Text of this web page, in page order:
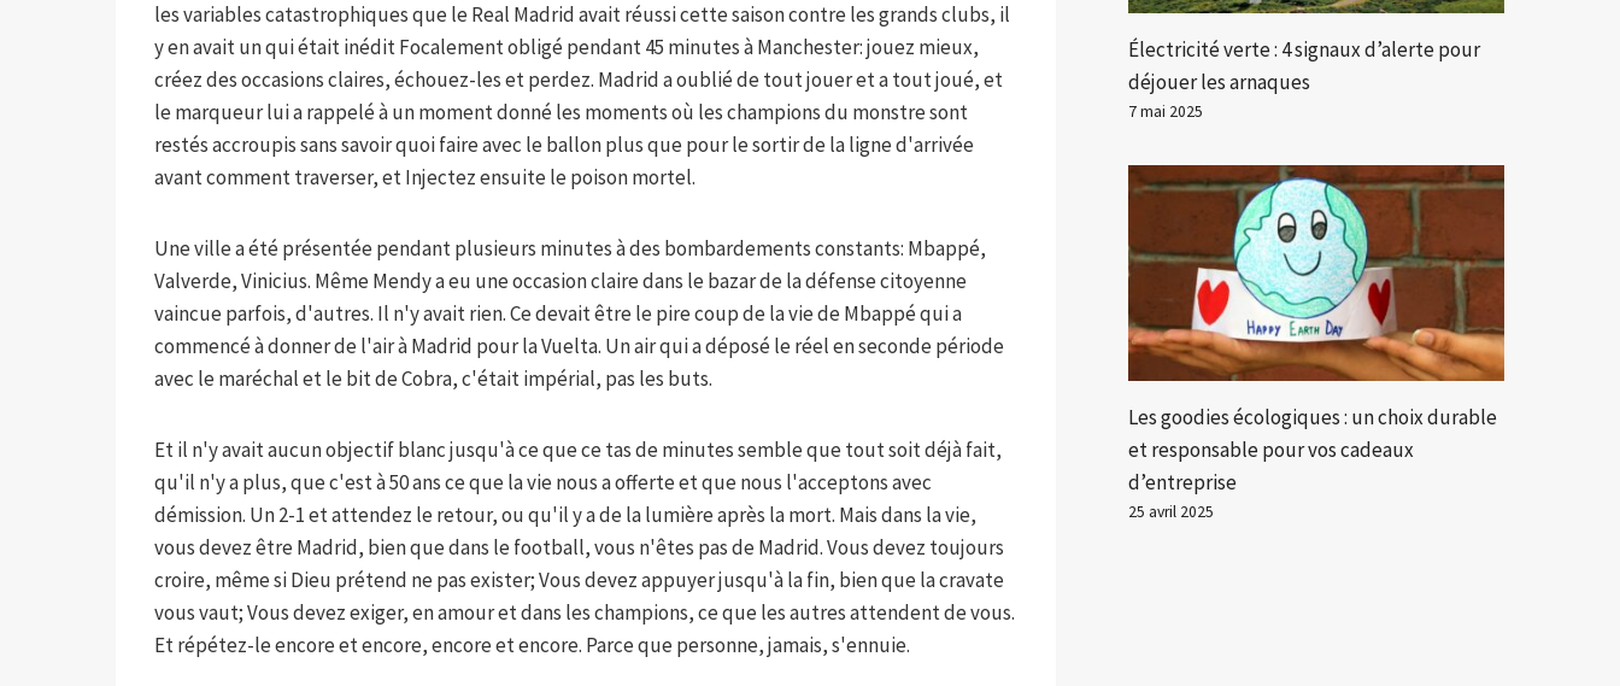
les variables catastrophiques que le Real Madrid avait réussi cette saison contre les grands clubs, il
y en avait un qui était inédit Focalement obligé pendant 45 minutes à Manchester: jouez mieux,
créez des occasions claires, échouez-les et perdez. Madrid a oublié de tout jouer et a tout joué, et
le marqueur lui a rappelé à un moment donné les moments où les champions du monstre sont
restés accroupis sans savoir quoi faire avec le ballon plus que pour le sortir de la ligne d'arrivée
avant comment traverser, et Injectez ensuite le poison mortel.
Une ville a été présentée pendant plusieurs minutes à des bombardements constants: Mbappé,
Valverde, Vinicius. Même Mendy a eu une occasion claire dans le bazar de la défense citoyenne
vaincue parfois, d'autres. Il n'y avait rien. Ce devait être le pire coup de la vie de Mbappé qui a
commencé à donner de l'air à Madrid pour la Vuelta. Un air qui a déposé le réel en seconde période
avec le maréchal et le bit de Cobra, c'était impérial, pas les buts.
Et il n'y avait aucun objectif blanc jusqu'à ce que ce tas de minutes semble que tout soit déjà fait,
qu'il n'y a plus, que c'est à 50 ans ce que la vie nous a offerte et que nous l'acceptons avec
démission. Un 2-1 et attendez le retour, ou qu'il y a de la lumière après la mort. Mais dans la vie,
vous devez être Madrid, bien que dans le football, vous n'êtes pas de Madrid. Vous devez toujours
croire, même si Dieu prétend ne pas exister; Vous devez appuyer jusqu'à la fin, bien que la cravate
vous vaut; Vous devez exiger, en amour et dans les champions, ce que les autres attendent de vous.
Et répétez-le encore et encore, encore et encore. Parce que personne, jamais, s'ennuie.
Électricité verte : 4 signaux d’alerte pour
déjouer les arnaques
7 mai 2025
Les goodies écologiques : un choix durable
et responsable pour vos cadeaux
d’entreprise
25 avril 2025